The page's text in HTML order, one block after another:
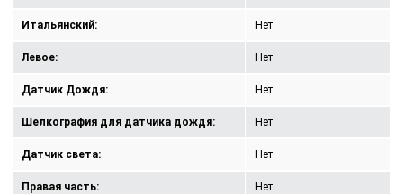
Итальянский: Нет
Левое: Нет
Датчик Дождя: Нет
Шелкография для датчика дождя: Нет
Датчик света: Нет
Правая часть: Нет